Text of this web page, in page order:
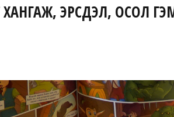
ХАНГАЖ, ЭРСДЭЛ, ОСОЛ